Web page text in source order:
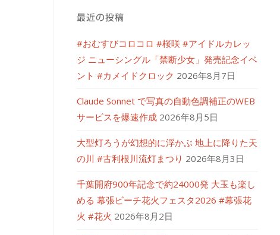
最近の投稿
#おむすびコロコロ #桜咲 #アイドルカレッ
ジ ニューシングル「禁断少女」発売記念イベ
ント #カメイドクロック 2026年8月7日
Claude Sonnet で写真の自動色調補正のWEB
サービスを爆速作成 2026年8月5日
大型灯ろうが幻想的に浮かぶ 地上に降りた天
の川 #古利根川流灯まつり 2026年8月3日
千葉開府900年記念で約24000発 大玉も楽し
める 幕張ビーチ花火フェスタ2026 #幕張花
火 #花火 2026年8月2日